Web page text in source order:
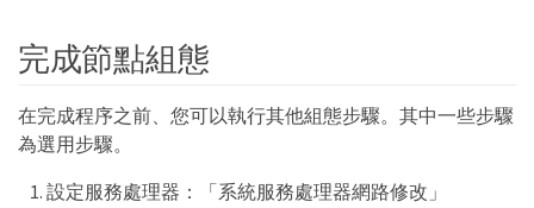
完成節點組態
在完成程序之前、您可以執行其他組態步驟。其中一些步驟
為選用步驟。
設定服務處理器：「系統服務處理器網路修改」